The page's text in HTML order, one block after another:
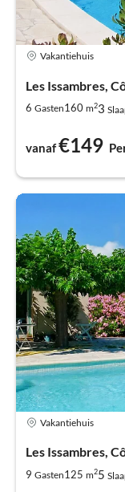
Vakantiehuis
Les Issambres,
6 Gasten160 m23
vanaf€149
Vakantiehuis
Les Issambres,
9 Gasten125 m25